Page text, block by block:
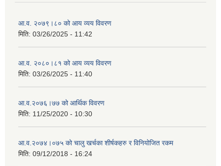
आ.व. २०७९।८० को आय व्यय विवरण
मिति: 03/26/2025 - 11:42
आ.व. २०८०।८१ को आय व्यय विवरण
मिति: 03/26/2025 - 11:40
आ.व.२०७६।७७ को आर्थिक विवरण
मिति: 11/25/2020 - 10:30
आ.व.२०७४।०७५ को चालु खर्चका शीर्षकहरु र विनियोजित रकम
मिति: 09/12/2018 - 16:24